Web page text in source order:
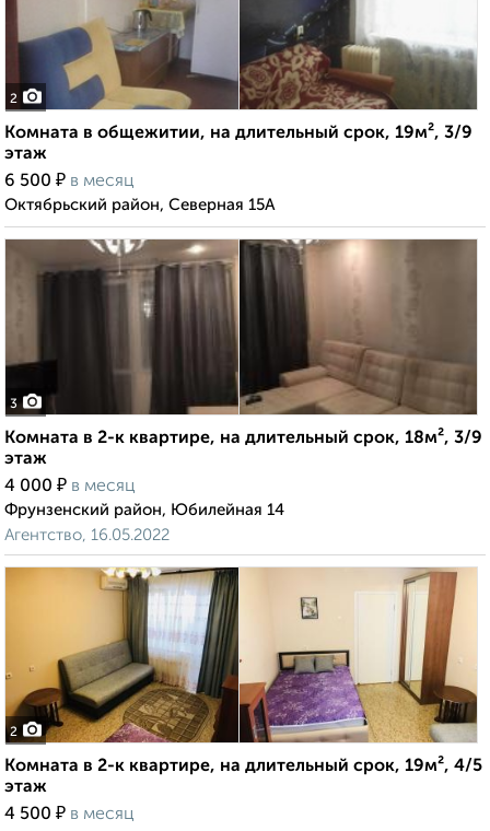
2
Комната в общежитии, на длительный срок, 19м², 3/9
этаж
6 500 ₽ в месяц
Октябрьский район, Северная 15А
3
Комната в 2-к квартире, на длительный срок, 18м², 3/9
этаж
4 000 ₽ в месяц
Фрунзенский район, Юбилейная 14
Агентство, 16.05.2022
2
Комната в 2-к квартире, на длительный срок, 19м², 4/5
этаж
4 500 ₽ в месяц